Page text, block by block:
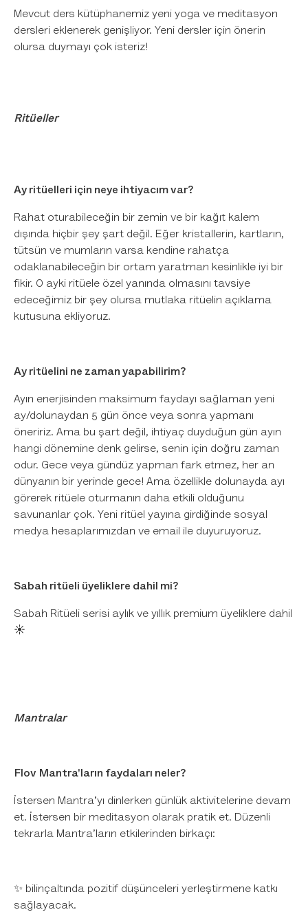
Mevcut ders kütüphanemiz yeni yoga ve meditasyon
dersleri eklenerek genişliyor. Yeni dersler için önerin
olursa duymayı çok isteriz!
Ritüeller
Ay ritüelleri için neye ihtiyacım var?
Rahat oturabileceğin bir zemin ve bir kağıt kalem
dışında hiçbir şey şart değil. Eğer kristallerin, kartların,
tütsün ve mumların varsa kendine rahatça
odaklanabileceğin bir ortam yaratman kesinlikle iyi bir
fikir. O ayki ritüele özel yanında olmasını tavsiye
edeceğimiz bir şey olursa mutlaka ritüelin açıklama
kutusuna ekliyoruz.
Ay ritüelini ne zaman yapabilirim?
Ayın enerjisinden maksimum faydayı sağlaman yeni
ay/dolunaydan 5 gün önce veya sonra yapmanı
öneririz. Ama bu şart değil, ihtiyaç duyduğun gün ayın
hangi dönemine denk gelirse, senin için doğru zaman
odur. Gece veya gündüz yapman fark etmez, her an
dünyanın bir yerinde gece! Ama özellikle dolunayda ayı
görerek ritüele oturmanın daha etkili olduğunu
savunanlar çok. Yeni ritüel yayına girdiğinde sosyal
medya hesaplarımızdan ve email ile duyuruyoruz.
Sabah ritüeli üyeliklere dahil mi?
Sabah Ritüeli serisi aylık ve yıllık premium üyeliklere dahil
☀️
Mantralar
Flov Mantra'ların faydaları neler?
İstersen Mantra'yı dinlerken günlük aktivitelerine devam
et. İstersen bir meditasyon olarak pratik et. Düzenli
tekrarla Mantra’ların etkilerinden birkaçı:
✨ bilinçaltında pozitif düşünceleri yerleştirmene katkı
sağlayacak.